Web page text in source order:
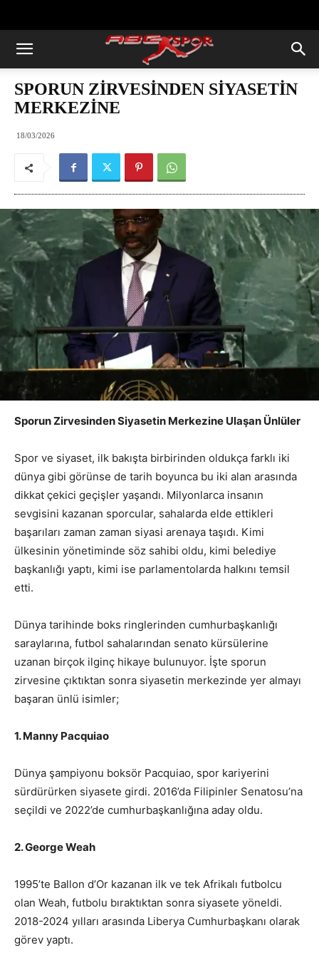
SPORUN ZİRVESİNDEN SİYASETİN
MERKEZİNE
18/03/2026
Sporun Zirvesinden Siyasetin Merkezine Ulaşan Ünlüler
Spor ve siyaset, ilk bakışta birbirinden oldukça farklı iki
dünya gibi görünse de tarih boyunca bu iki alan arasında
dikkat çekici geçişler yaşandı. Milyonlarca insanın
sevgisini kazanan sporcular, sahalarda elde ettikleri
başarıları zaman zaman siyasi arenaya taşıdı. Kimi
ülkesinin yönetiminde söz sahibi oldu, kimi belediye
başkanlığı yaptı, kimi ise parlamentolarda halkını temsil
etti.
Dünya tarihinde boks ringlerinden cumhurbaşkanlığı
saraylarına, futbol sahalarından senato kürsülerine
uzanan birçok ilginç hikaye bulunuyor. İşte sporun
zirvesine çıktıktan sonra siyasetin merkezinde yer almayı
başaran ünlü isimler;
1. Manny Pacquiao
Dünya şampiyonu boksör Pacquiao, spor kariyerini
sürdürürken siyasete girdi. 2016’da Filipinler Senatosu’na
seçildi ve 2022’de cumhurbaşkanlığına aday oldu.
2. George Weah
1995’te Ballon d’Or kazanan ilk ve tek Afrikalı futbolcu
olan Weah, futbolu bıraktıktan sonra siyasete yöneldi.
2018-2024 yılları arasında Liberya Cumhurbaşkanı olarak
görev yaptı.